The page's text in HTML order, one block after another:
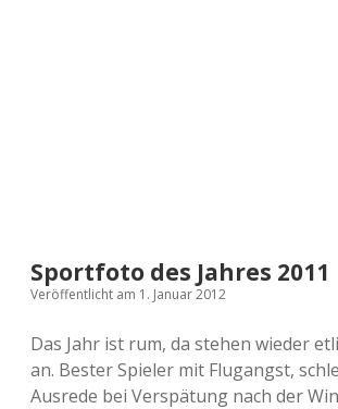
Sportfoto des Jahres 2011
Veröffentlicht am 1. Januar 2012
Das Jahr ist rum, da stehen wieder
an. Bester Spieler mit Flugangst,
Ausrede bei Verspätung nach der